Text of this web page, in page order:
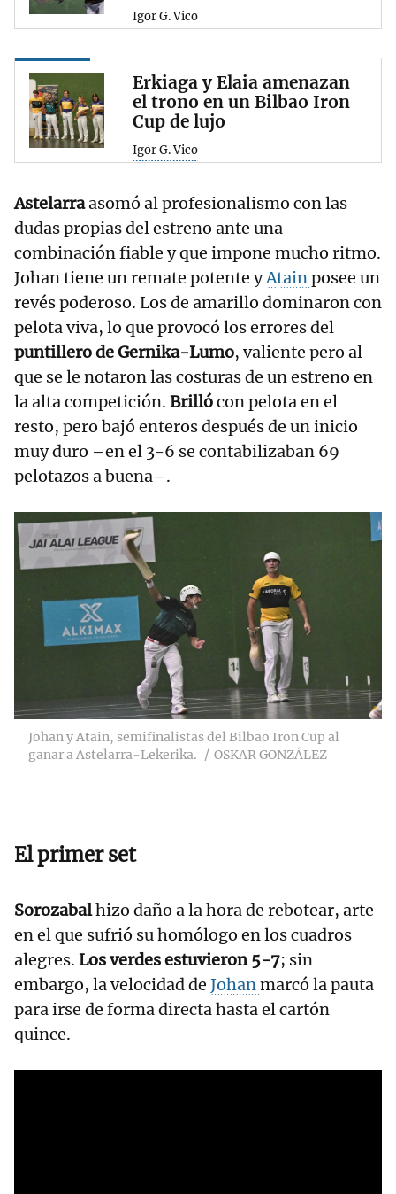
Igor G. Vico
Erkiaga y Elaia amenazan
el trono en un Bilbao Iron
Cup de lujo
Igor G. Vico
Astelarraasomó al profesionalismo con las
dudas propias del estreno ante una
combinación fiable y que impone mucho ritmo.
Johan tiene un remate potente yAtainposee un
revés poderoso. Los de amarillo dominaron con
pelota viva, lo que provocó los errores del
puntillero de Gernika-Lumo, valiente pero al
que se le notaron las costuras de un estreno en
la alta competición. Brillócon pelota en el
resto, pero bajó enteros después de un inicio
muy duro –en el 3-6 se contabilizaban 69
pelotazos a buena–.
Johan y Atain, semifinalistas del Bilbao Iron Cup al
ganar a Astelarra-Lekerika.
OSKAR GONZÁLEZ
El primer set
Sorozabalhizo daño a la hora de rebotear, arte
en el que sufrió su homólogo en los cuadros
alegres. Los verdes estuvieron 5-7; sin
embargo, la velocidad de Johanmarcó la pauta
para irse de forma directa hasta el cartón
quince.